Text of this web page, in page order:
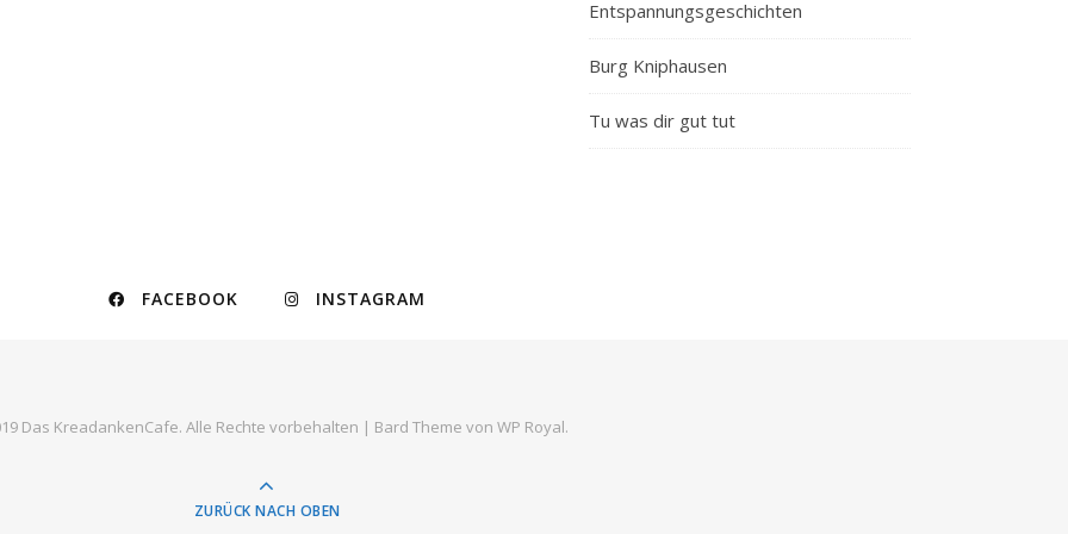
Entspannungsgeschichten
Burg Kniphausen
Tu was dir gut tut
FACEBOOK INSTAGRAM
Das KreadankenCafe. Alle Rechte vorbehalten | Bard Theme von WP Royal.
ZURÜCK NACH OBEN